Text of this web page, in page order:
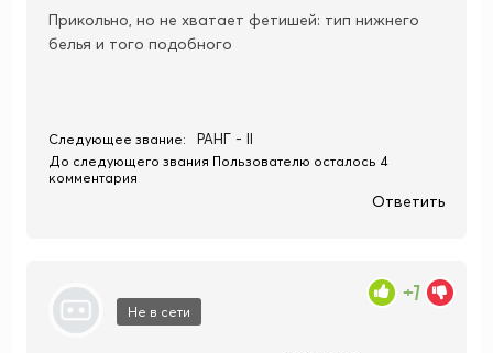
Прикольно, но не хватает фетишей: тип нижнего
белья и того подобного
Следующее звание: РАНГ - II
До следующего звания Пользователю осталось 4
комментария
Ответить
Не в сети
+7